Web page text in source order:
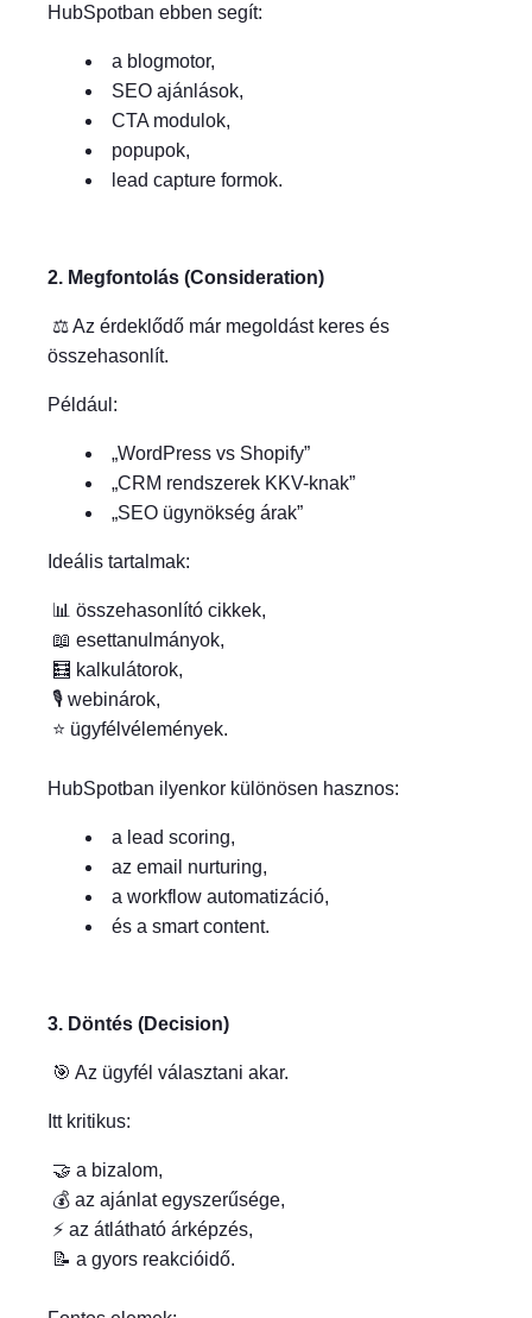
HubSpotban ebben segít:
a blogmotor,
SEO ajánlások,
CTA modulok,
popupok,
lead capture formok.
2. Megfontolás (Consideration)
⚖️ Az érdeklődő már megoldást keres és
összehasonlít.
Például:
„WordPress vs Shopify”
„CRM rendszerek KKV-knak”
„SEO ügynökség árak”
Ideális tartalmak:
📊 összehasonlító cikkek,
📖 esettanulmányok,
🧮 kalkulátorok,
🎙️ webinárok,
⭐ ügyfélvélemények.
HubSpotban ilyenkor különösen hasznos:
a lead scoring,
az email nurturing,
a workflow automatizáció,
és a smart content.
3. Döntés (Decision)
🎯 Az ügyfél választani akar.
Itt kritikus:
🤝 a bizalom,
💰 az ajánlat egyszerűsége,
⚡ az átlátható árképzés,
📝 a gyors reakcióidő.